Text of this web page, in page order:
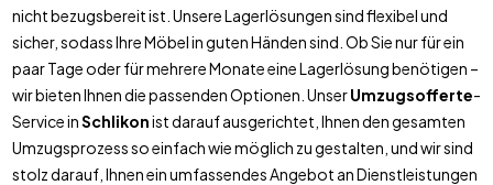
nicht bezugsbereit ist. Unsere Lagerlösungen sind flexibel und
sicher, sodass Ihre Möbel in guten Händen sind. Ob Sie nur für ein
paar Tage oder für mehrere Monate eine Lagerlösung benötigen –
wir bieten Ihnen die passenden Optionen. UnserUmzugsofferte-
Service inSchlikonist darauf ausgerichtet, Ihnen den gesamten
Umzugsprozess so einfach wie möglich zu gestalten, und wir sind
stolz darauf, Ihnen ein umfassendes Angebot an Dienstleistungen